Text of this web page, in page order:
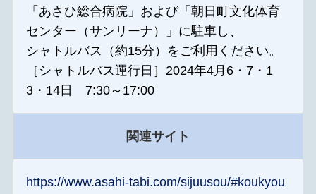
「あさひ総合病院」および「朝日町文化体育
センター（サンリーナ）」に駐車し、
シャトルバス（約15分）をご利用ください。
［シャトルバス運行日］2024年4月6・7・1
3・14日 7:30～17:00
関連サイト
https://www.asahi-tabi.com/sijuusou/#koukyou